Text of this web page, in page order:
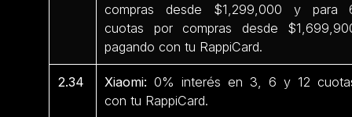
compras desde $1,299,000 y para
cuotas por compras desde
pagando con tu RappiCard.
2.34 Xiaomi:0% interés en 3, 6 y 12
con tu RappiCard.